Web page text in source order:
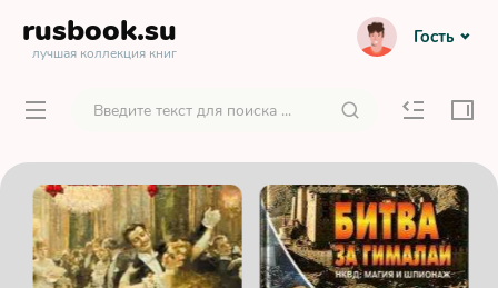
rusbook.su
лучшая коллекция книг
Гость